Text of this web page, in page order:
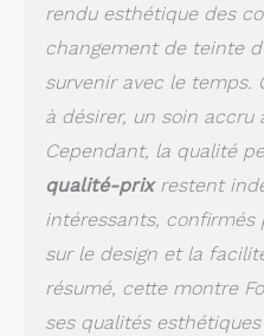
rendu esthétique des
changement de teinte
survenir avec le temps.
à désirer, un soin accru
Cependant, la qualité
qualité-prixrestent
intéressants, confirmés
sur le design et la
résumé, cette montre
ses qualités